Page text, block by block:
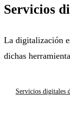
Servicios
La digitalización
dichas
Servicios digitales